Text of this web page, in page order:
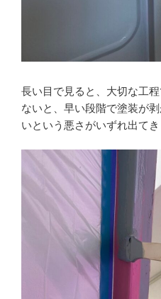
長い目で見ると、大切な工
ないと、早い段階で塗装が
いという悪さがいずれ出てき